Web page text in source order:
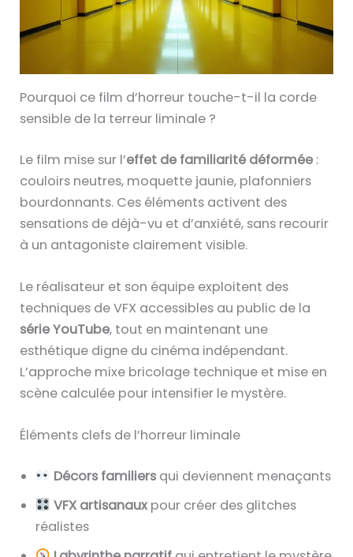
Pourquoi ce film d’horreur touche-t-il la corde
sensible de la terreur liminale ?
Le film mise sur l’effet de familiarité déformée :
couloirs neutres, moquette jaunie, plafonniers
bourdonnants. Ces éléments activent des
sensations de déjà-vu et d’anxiété, sans recourir
à un antagoniste clairement visible.
Le réalisateur et son équipe exploitent des
techniques de VFX accessibles au public de la
série YouTube, tout en maintenant une
esthétique digne du cinéma indépendant.
L’approche mixe bricolage technique et mise en
scène calculée pour intensifier le mystère.
Éléments clefs de l’horreur liminale
Décors familiersqui deviennent menaçants
VFX artisanauxpour créer des glitches
réalistes